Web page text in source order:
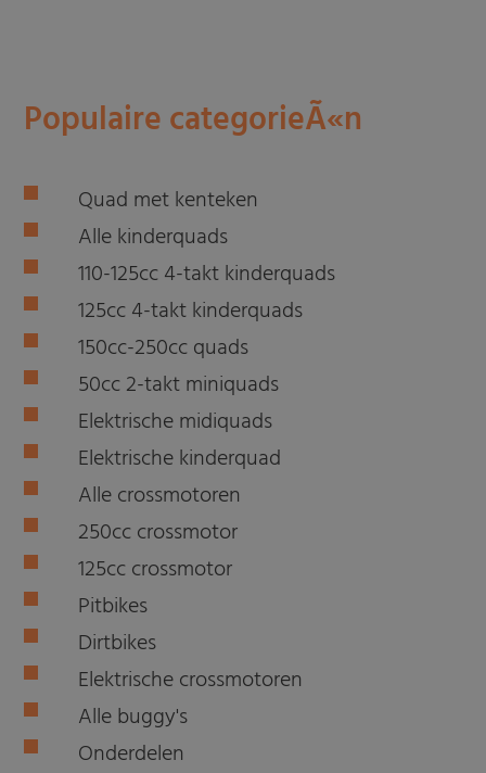
Populaire categorieÃ«n
Quad met kenteken
Alle kinderquads
110-125cc 4-takt kinderquads
125cc 4-takt kinderquads
150cc-250cc quads
50cc 2-takt miniquads
Elektrische midiquads
Elektrische kinderquad
Alle crossmotoren
250cc crossmotor
125cc crossmotor
Pitbikes
Dirtbikes
Elektrische crossmotoren
Alle buggy's
Onderdelen